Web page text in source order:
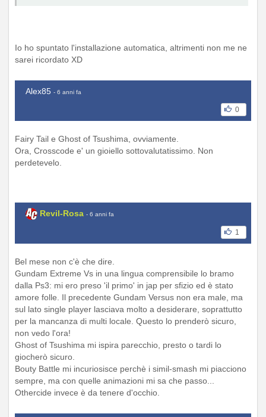
Io ho spuntato l'installazione automatica, altrimenti non me ne
sarei ricordato XD
Alex85 - 6 anni fa
0
Fairy Tail e Ghost of Tsushima, ovviamente.
Ora, Crosscode e' un gioiello sottovalutatissimo. Non
perdetevelo.
Revil-Rosa - 6 anni fa
1
Bel mese non c'è che dire.
Gundam Extreme Vs in una lingua comprensibile lo bramo
dalla Ps3: mi ero preso 'il primo' in jap per sfizio ed è stato
amore folle. Il precedente Gundam Versus non era male, ma
sul lato single player lasciava molto a desiderare, soprattutto
per la mancanza di multi locale. Questo lo prenderò sicuro,
non vedo l'ora!
Ghost of Tsushima mi ispira parecchio, presto o tardi lo
giocherò sicuro.
Bouty Battle mi incuriosisce perchè i simil-smash mi piacciono
sempre, ma con quelle animazioni mi sa che passo...
Othercide invece è da tenere d'occhio.